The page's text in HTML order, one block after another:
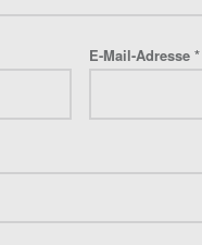
E-Mail-Adresse *